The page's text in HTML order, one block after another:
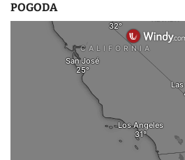
POGODA